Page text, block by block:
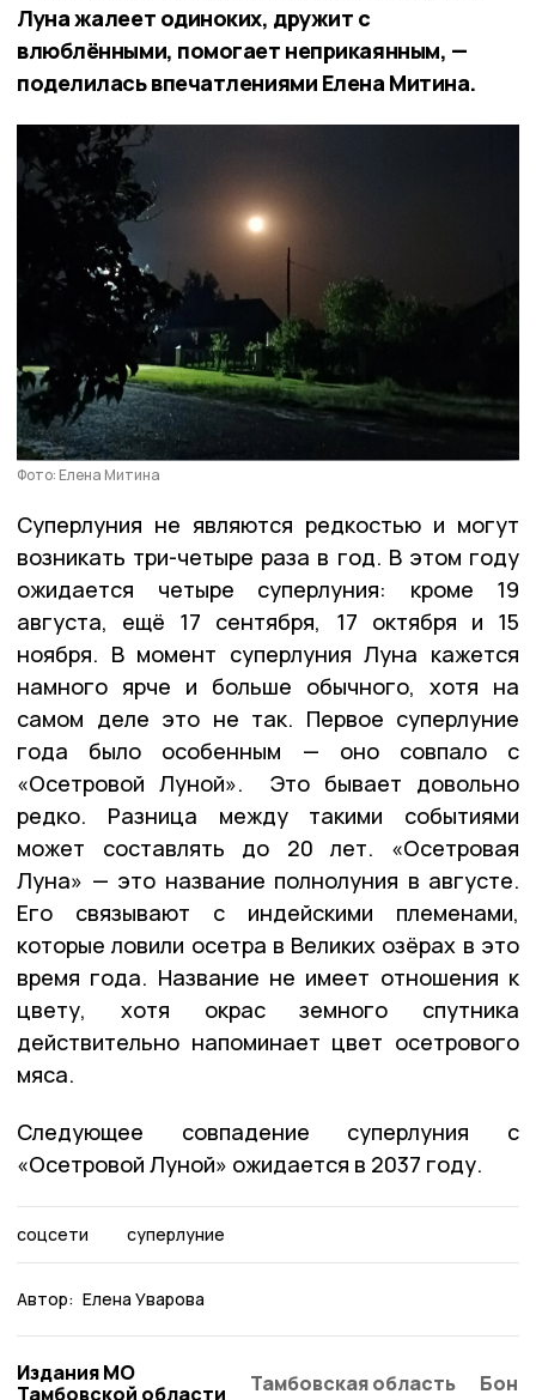
Луна жалеет одиноких, дружит с
влюблёнными, помогает неприкаянным, —
поделилась впечатлениями Елена Митина.
Фото: Елена Митина
Суперлуния не являются редкостью и могут
возникать три-четыре раза в год. В этом году
ожидается четыре суперлуния: кроме 19
августа, ещё 17 сентября, 17 октября и 15
ноября. В момент суперлуния Луна кажется
намного ярче и больше обычного, хотя на
самом деле это не так. Первое суперлуние
года было особенным — оно совпало с
«Осетровой Луной». Это бывает довольно
редко. Разница между такими событиями
может составлять до 20 лет. «Осетровая
Луна» — это название полнолуния в августе.
Его связывают с индейскими племенами,
которые ловили осетра в Великих озёрах в это
время года. Название не имеет отношения к
цвету, хотя окрас земного спутника
действительно напоминает цвет осетрового
мяса.
Следующее совпадение суперлуния с
«Осетровой Луной» ожидается в 2037 году.
соцсети суперлуние
Автор: Елена Уварова
Издания МО
Тамбовской области
Тамбовская область